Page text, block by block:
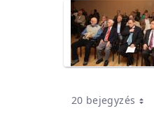
20 bejegyzés